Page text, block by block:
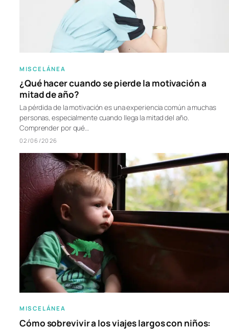
MISCELÁNEA
¿Qué hacer cuando se pierde la motivación a
mitad de año?
La pérdida de la motivación es una experiencia común a muchas
personas, especialmente cuando llega la mitad del año.
Comprender por qué…
02/06/2026
MISCELÁNEA
Cómo sobrevivir a los viajes largos con niños: